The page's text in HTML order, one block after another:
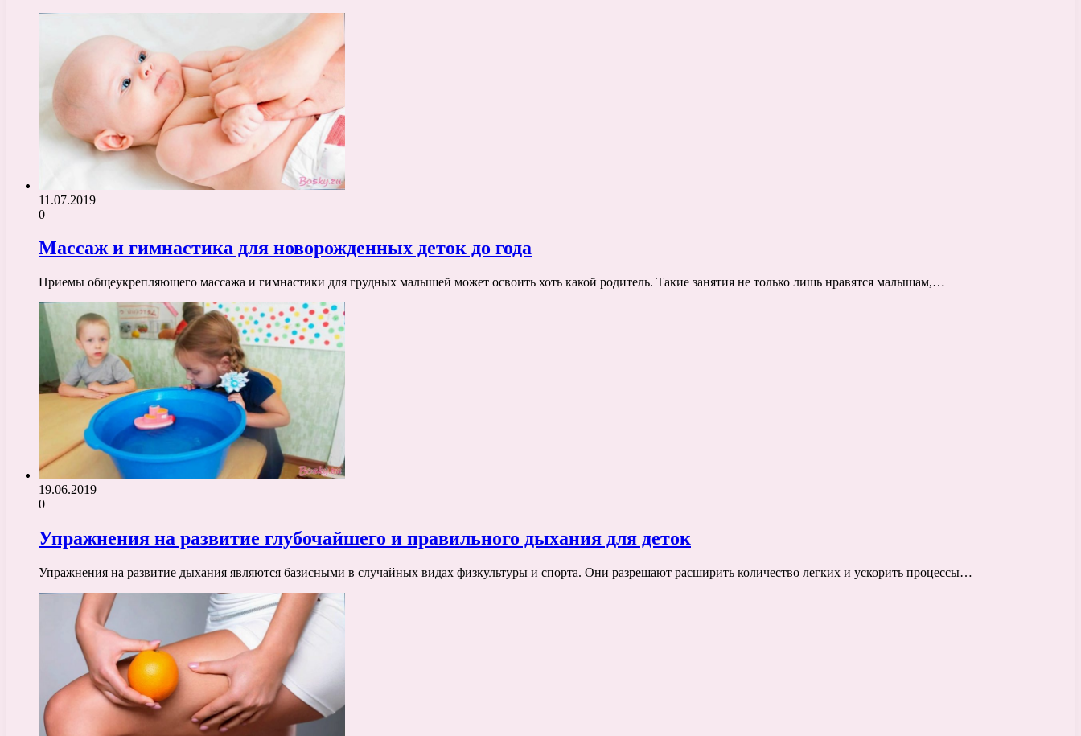
11.07.2019
0
Массаж и гимнастика для новорожденных деток до года
Приемы общеукрепляющего массажа и гимнастики для грудных малышей может освоить хоть какой родитель. Такие занятия не только лишь нравятся малышам,…
19.06.2019
0
Упражнения на развитие глубочайшего и правильного дыхания для деток
Упражнения на развитие дыхания являются базисными в случайных видах физкультуры и спорта. Они разрешают расширить количество легких и ускорить процессы…